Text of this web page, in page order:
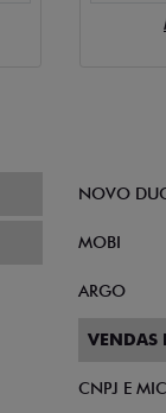
NOVO
MOBI
ARGO
VENDAS
CNPJ E